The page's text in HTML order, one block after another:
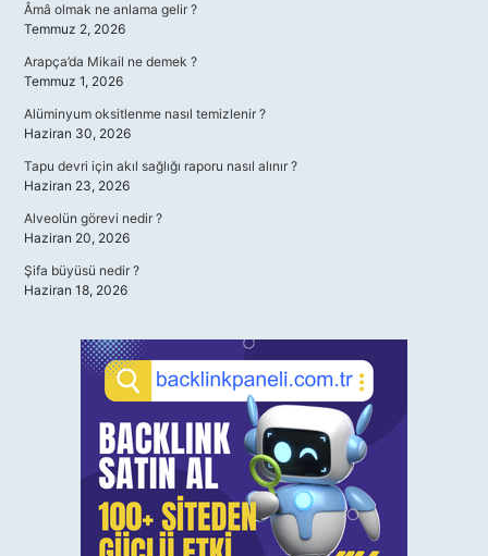
Âmâ olmak ne anlama gelir ?
Temmuz 2, 2026
Arapça’da Mikail ne demek ?
Temmuz 1, 2026
Alüminyum oksitlenme nasıl temizlenir ?
Haziran 30, 2026
Tapu devri için akıl sağlığı raporu nasıl alınır ?
Haziran 23, 2026
Alveolün görevi nedir ?
Haziran 20, 2026
Şifa büyüsü nedir ?
Haziran 18, 2026